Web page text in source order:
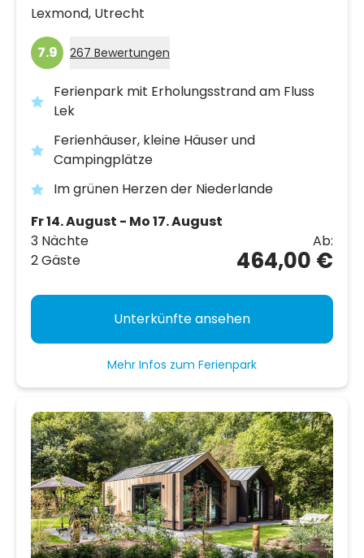
Lexmond, Utrecht
7.9 267 Bewertungen
Ferienpark mit Erholungsstrand am Fluss
Lek
Ferienhäuser, kleine Häuser und
Campingplätze
Im grünen Herzen der Niederlande
Fr 14. August - Mo 17. August
3 Nächte
2 Gäste
Ab:
464,00 €
Unterkünfte ansehen
Mehr Infos zum Ferienpark